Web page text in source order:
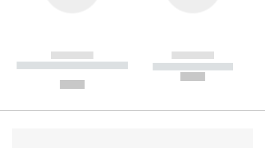
------------
----------- ----------- --------
------------
----------- -----------